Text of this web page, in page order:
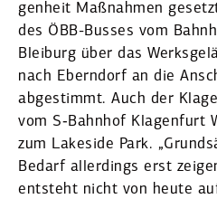
genheit Maßnahmen
des ÖBB-Busses vom
Bleiburg über das
nach Eberndorf an die
abgestimmt. Auch der
vom S‑Bahnhof Klagenfurt
zum Lakeside Park.
Bedarf aller­dings erst
entsteht nicht von heute